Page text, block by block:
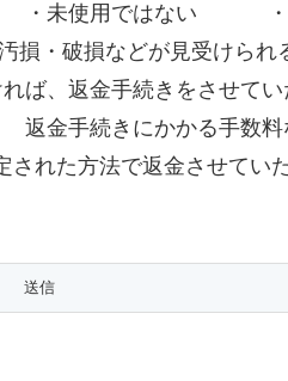
未使用ではない ・開
損・破損などが見受け
ば、返金手続きをさせ
金手続きにかかる手数料
された方法で返金させてい